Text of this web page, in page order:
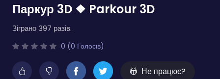
Паркур 3D ❖ Parkour 3D
Зіграно 397 разів.
0 (0 Голосів)
Не працює?